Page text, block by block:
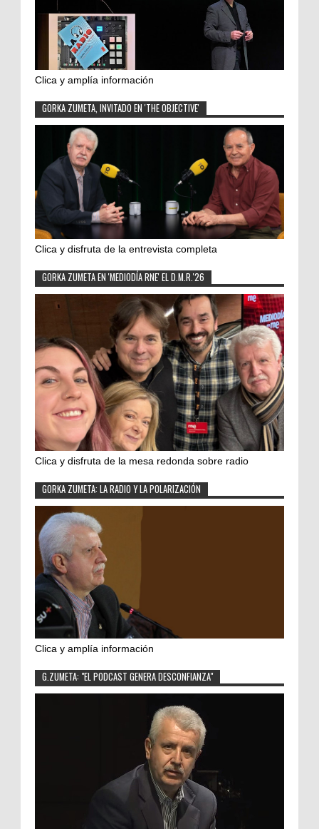
Clica y amplía información
GORKA ZUMETA, INVITADO EN 'THE OBJECTIVE'
Clica y disfruta de la entrevista completa
GORKA ZUMETA EN 'MEDIODÍA RNE' EL D.M.R.'26
Clica y disfruta de la mesa redonda sobre radio
GORKA ZUMETA: LA RADIO Y LA POLARIZACIÓN
Clica y amplía información
G.ZUMETA: "EL PODCAST GENERA DESCONFIANZA"